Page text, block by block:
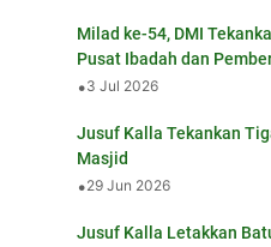
Milad ke-54, DMI
Pusat Ibadah dan
•3 Jul 2026
Jusuf Kalla Tekankan
Masjid
•29 Jun 2026
Jusuf Kalla Letakkan